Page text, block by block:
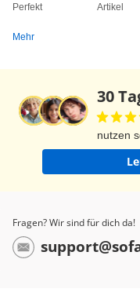
Perfekt
Artikel
Mehr
30
nutzen
Fragen? Wir sind für dich da!